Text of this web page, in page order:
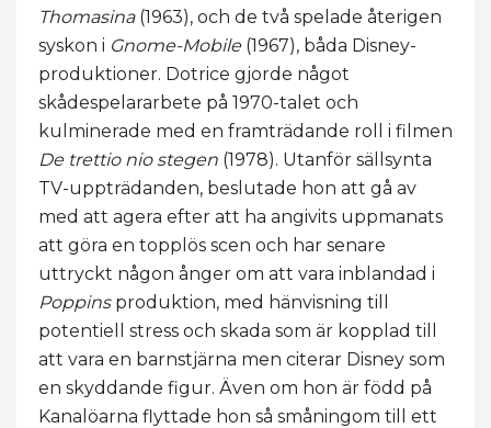
Thomasina(1963), och de två spelade återigen
syskon i Gnome-Mobile(1967), båda Disney-
produktioner. Dotrice gjorde något
skådespelararbete på 1970-talet och
kulminerade med en framträdande roll i filmen
De trettio nio stegen (1978). Utanför sällsynta
TV-uppträdanden, beslutade hon att gå av
med att agera efter att ha angivits uppmanats
att göra en topplös scen och har senare
uttryckt någon ånger om att vara inblandad i
Poppinsproduktion, med hänvisning till
potentiell stress och skada som är kopplad till
att vara en barnstjärna men citerar Disney som
en skyddande figur. Även om hon är född på
Kanalöarna flyttade hon så småningom till ett